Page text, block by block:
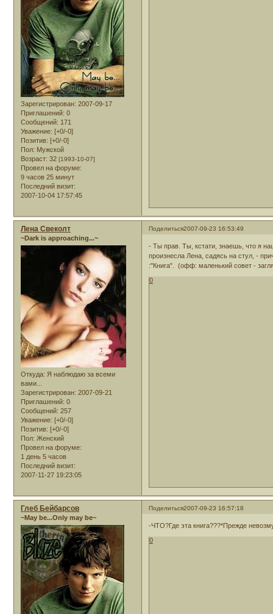
Зарегистрирован: 2007-09-17
Приглашений: 0
Сообщений: 171
Уважение: [+0/-0]
Позитив: [+0/-0]
Пол: Мужской
Возраст: 32 [1993-10-07]
Провел на форуме:
9 часов 25 минут
Последний визит:
2007-10-04 17:57:45
Поделиться2007-09-23 16:53:49
Лена Свеколт
~Dark is approaching...~
Откуда: Я наблюдаю за всеми
вами...
Зарегистрирован: 2007-09-21
Приглашений: 0
Сообщений: 257
Уважение: [+0/-0]
Позитив: [+0/-0]
Пол: Женский
Провел на форуме:
1 день 5 часов
Последний визит:
2007-11-27 19:23:05
- Ты прав. Ты, кстати, знаешь, что я
произнесла Лена, садясь на стул, -
:"Книга". (офф: маленький совет -
0
Поделиться2007-09-23 16:57:18
Глеб Бейбарсов
~May be...Only may be~
-ЧТО?Где эта книга???*Прежде
0